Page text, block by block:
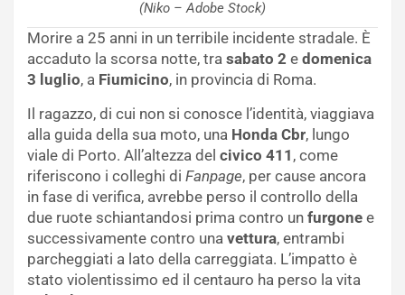
(Niko – Adobe Stock)
Morire a 25 anni in un terribile incidente stradale. È
accaduto la scorsa notte, tra sabato 2 e domenica
3 luglio, a Fiumicino, in provincia di Roma.
Il ragazzo, di cui non si conosce l’identità, viaggiava
alla guida della sua moto, una Honda Cbr, lungo
viale di Porto. All’altezza del civico 411 , come
riferiscono i colleghi di Fanpage, per cause ancora
in fase di verifica, avrebbe perso il controllo della
due ruote schiantandosi prima contro un furgone e
successivamente contro una vettura, entrambi
parcheggiati a lato della carreggiata. L’impatto è
stato violentissimo ed il centauro ha perso la vita